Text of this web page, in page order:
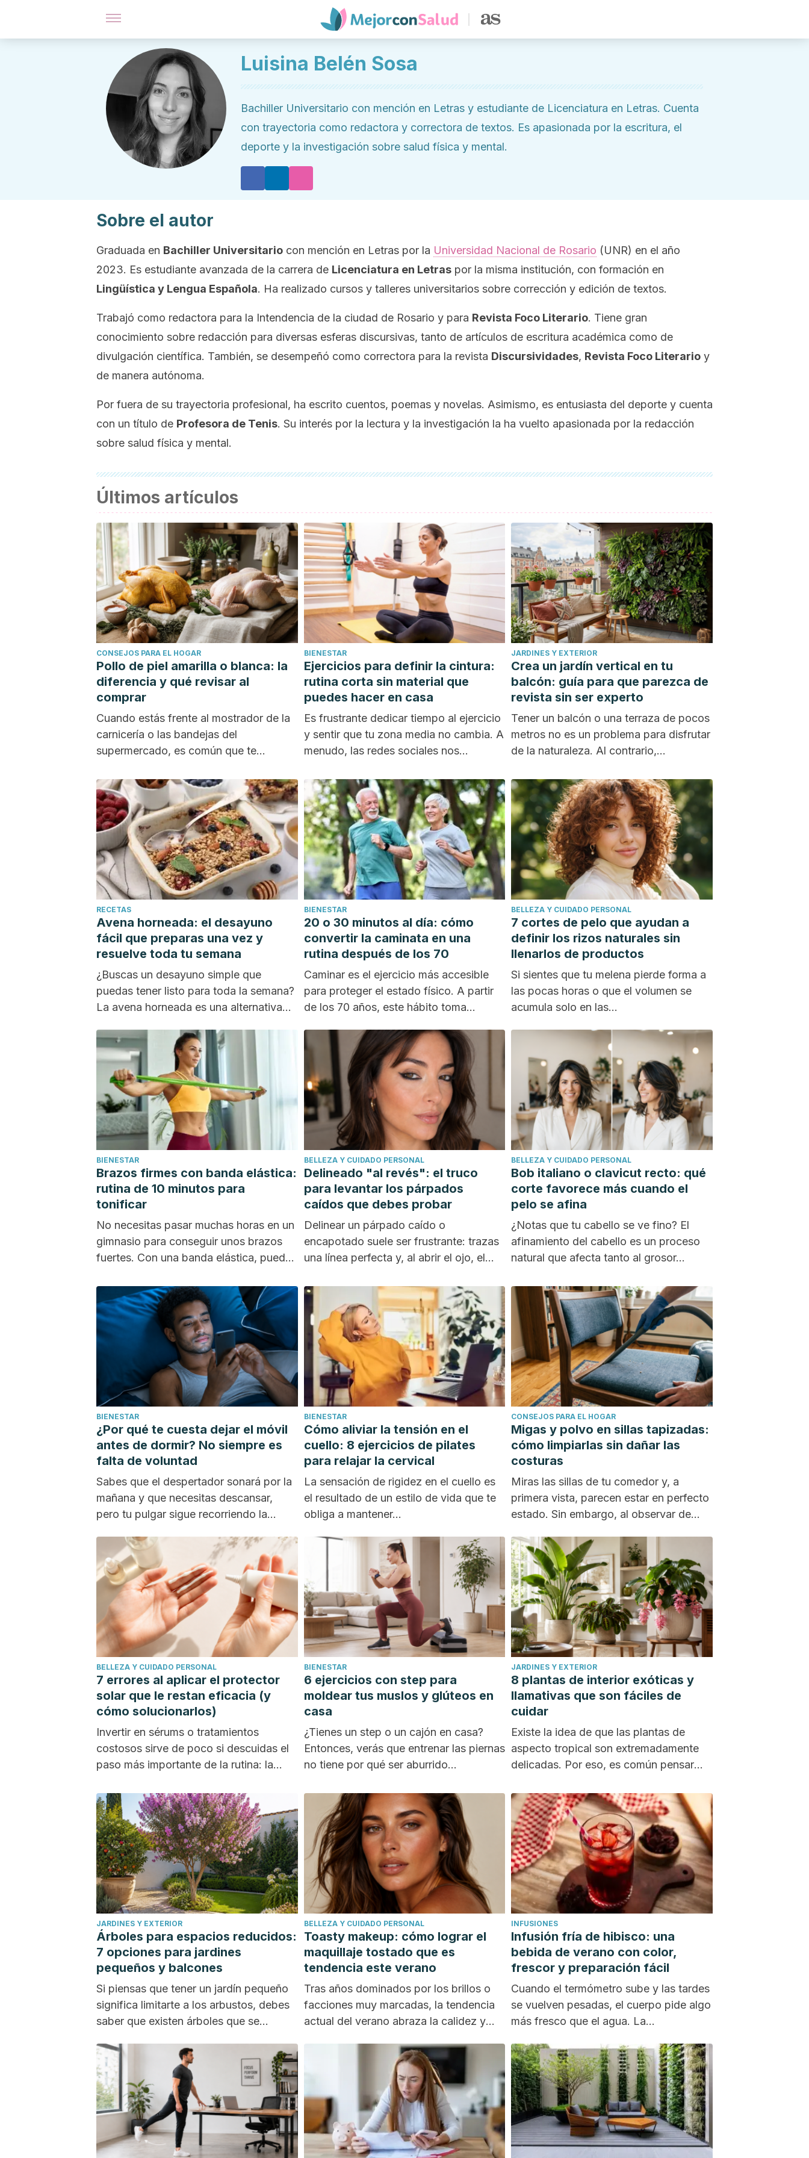
Luisina Belén Sosa
Bachiller Universitario con mención en Letras y estudiante de Licenciatura en Letras. Cuenta
con trayectoria como redactora y correctora de textos. Es apasionada por la escritura, el
deporte y la investigación sobre salud física y mental.
Sobre el autor
Graduada en Bachiller Universitario con mención en Letras por la Universidad Nacional de Rosario (UNR) en el año
2023. Es estudiante avanzada de la carrera de Licenciatura en Letras por la misma institución, con formación en
Lingüística y Lengua Española. Ha realizado cursos y talleres universitarios sobre corrección y edición de textos.
Trabajó como redactora para la Intendencia de la ciudad de Rosario y para Revista Foco Literario. Tiene gran
conocimiento sobre redacción para diversas esferas discursivas, tanto de artículos de escritura académica como de
divulgación científica. También, se desempeñó como correctora para la revista Discursividades, Revista Foco Literario y
de manera autónoma.
Por fuera de su trayectoria profesional, ha escrito cuentos, poemas y novelas. Asimismo, es entusiasta del deporte y cuenta
con un título de Profesora de Tenis. Su interés por la lectura y la investigación la ha vuelto apasionada por la redacción
sobre salud física y mental.
Últimos artículos
CONSEJOS PARA EL HOGAR
Pollo de piel amarilla o blanca: la
diferencia y qué revisar al
comprar
Cuando estás frente al mostrador de la
carnicería o las bandejas del
supermercado, es común que te
BIENESTAR
Ejercicios para definir la cintura:
rutina corta sin material que
puedes hacer en casa
Es frustrante dedicar tiempo al ejercicio
y sentir que tu zona media no cambia. A
menudo, las redes sociales nos...
JARDINES Y EXTERIOR
Crea un jardín vertical en tu
balcón: guía para que parezca de
revista sin ser experto
Tener un balcón o una terraza de pocos
metros no es un problema para disfrutar
de la naturaleza. Al contrario,...
RECETAS
Avena horneada: el desayuno
fácil que preparas una vez y
resuelve toda tu semana
¿Buscas un desayuno simple que
puedas tener listo para toda la semana?
La avena horneada es una alternativa
BIENESTAR
20 o 30 minutos al día: cómo
convertir la caminata en una
rutina después de los 70
Caminar es el ejercicio más accesible
para proteger el estado físico. A partir
de los 70 años, este hábito toma...
BELLEZA Y CUIDADO PERSONAL
7 cortes de pelo que ayudan a
definir los rizos naturales sin
llenarlos de productos
Si sientes que tu melena pierde forma a
las pocas horas o que el volumen se
acumula solo en las...
BIENESTAR
Brazos firmes con banda elástica:
rutina de 10 minutos para
tonificar
No necesitas pasar muchas horas en un
gimnasio para conseguir unos brazos
fuertes. Con una banda elástica, puedes
BELLEZA Y CUIDADO PERSONAL
Delineado "al revés": el truco
para levantar los párpados
caídos que debes probar
Delinear un párpado caído o
encapotado suele ser frustrante: trazas
una línea perfecta y, al abrir el ojo, el
BELLEZA Y CUIDADO PERSONAL
Bob italiano o clavicut recto: qué
corte favorece más cuando el
pelo se afina
¿Notas que tu cabello se ve fino? El
afinamiento del cabello es un proceso
natural que afecta tanto al grosor...
BIENESTAR
¿Por qué te cuesta dejar el móvil
antes de dormir? No siempre es
falta de voluntad
Sabes que el despertador sonará por la
mañana y que necesitas descansar,
pero tu pulgar sigue recorriendo la
BIENESTAR
Cómo aliviar la tensión en el
cuello: 8 ejercicios de pilates
para relajar la cervical
La sensación de rigidez en el cuello es
el resultado de un estilo de vida que te
obliga a mantener...
CONSEJOS PARA EL HOGAR
Migas y polvo en sillas tapizadas:
cómo limpiarlas sin dañar las
costuras
Miras las sillas de tu comedor y, a
primera vista, parecen estar en perfecto
estado. Sin embargo, al observar de...
BELLEZA Y CUIDADO PERSONAL
7 errores al aplicar el protector
solar que le restan eficacia (y
cómo solucionarlos)
Invertir en sérums o tratamientos
costosos sirve de poco si descuidas el
paso más importante de la rutina: la
BIENESTAR
6 ejercicios con step para
moldear tus muslos y glúteos en
casa
¿Tienes un step o un cajón en casa?
Entonces, verás que entrenar las piernas
no tiene por qué ser aburrido...
JARDINES Y EXTERIOR
8 plantas de interior exóticas y
llamativas que son fáciles de
cuidar
Existe la idea de que las plantas de
aspecto tropical son extremadamente
delicadas. Por eso, es común pensar
JARDINES Y EXTERIOR
Árboles para espacios reducidos:
7 opciones para jardines
pequeños y balcones
Si piensas que tener un jardín pequeño
significa limitarte a los arbustos, debes
saber que existen árboles que se
BELLEZA Y CUIDADO PERSONAL
Toasty makeup: cómo lograr el
maquillaje tostado que es
tendencia este verano
Tras años dominados por los brillos o
facciones muy marcadas, la tendencia
actual del verano abraza la calidez y
INFUSIONES
Infusión fría de hibisco: una
bebida de verano con color,
frescor y preparación fácil
Cuando el termómetro sube y las tardes
se vuelven pesadas, el cuerpo pide algo
más fresco que el agua. La...